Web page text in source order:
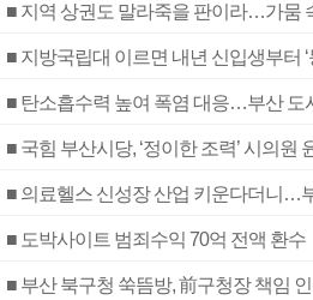
■ 지역 상권도 말라죽을 판이라…가뭄
■ 지방국립대 이르면 내년 신입생부터 ‘
■ 탄소흡수력 높여 폭염 대응…부산 도
■ 의료헬스 신성장 산업 키운다더니…
■ 도박사이트 범죄수익 70억 전액 환수
■ 부산 북구청 쑥뜸방, 前구청장 책임